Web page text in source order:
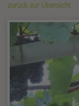
zurück zur Übersicht